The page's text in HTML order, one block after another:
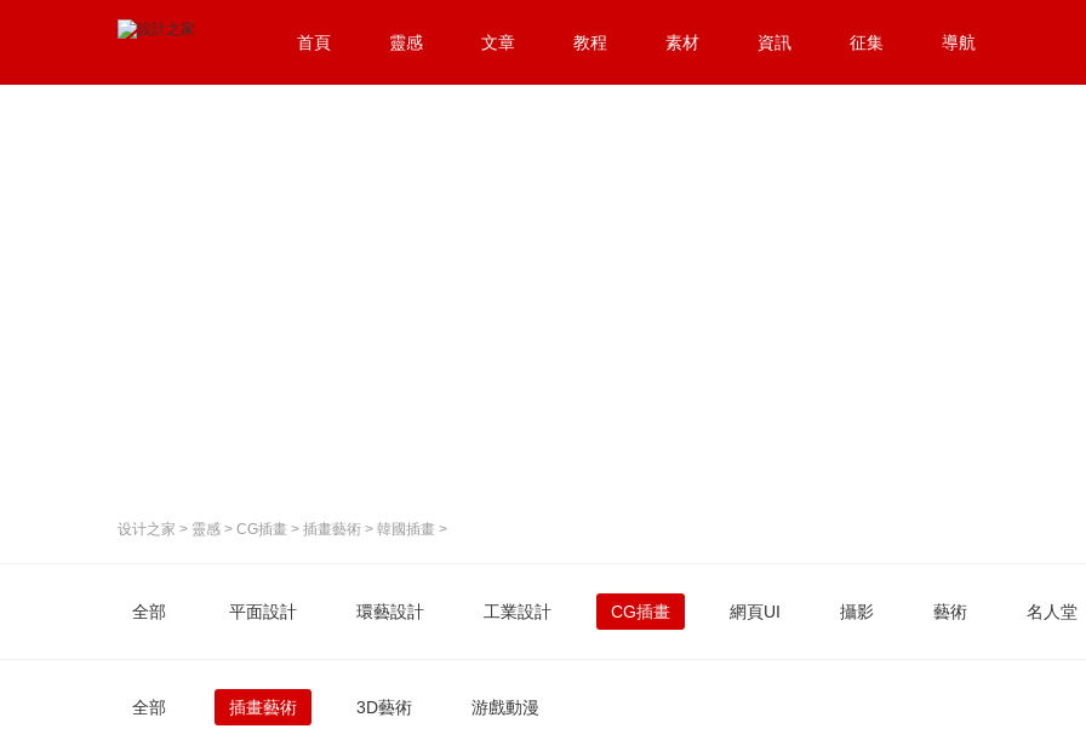
首頁 靈感 文章 教程 素材 資訊 征集 導航
设计之家 > 靈感 > CG插畫 > 插畫藝術 > 韓國插畫 >
全部 平面設計 環藝設計 工業設計 CG插畫 網頁UI 攝影 藝術 名人堂
全部 插畫藝術 3D藝術 游戲動漫